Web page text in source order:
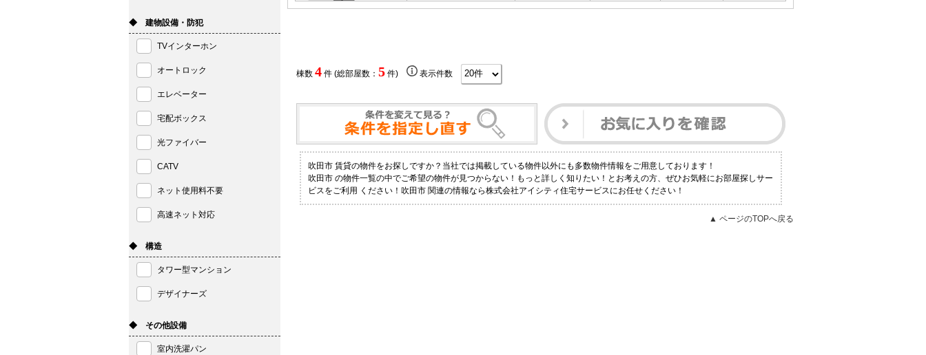
棟数 4件 (総部屋数： 5件) 表示件数
吹田市 賃貸の物件をお探しですか？当社では掲載している物件以外にも多数物件情報をご用意しております！
吹田市 の物件一覧の中でご希望の物件が見つからない！もっと詳しく知りたい！とお考えの方、ぜひお気軽にお部屋探しサー
ビスをご利用 ください！吹田市 関連の情報なら株式会社アイシティ住宅サービスにお任せください！
▲ ページのTOPへ戻る
◆ 建物設備・防犯
TVインターホン
オートロック
エレベーター
宅配ボックス
光ファイバー
CATV
ネット使用料不要
高速ネット対応
◆ 構造
タワー型マンション
デザイナーズ
◆ その他設備
室内洗濯パン